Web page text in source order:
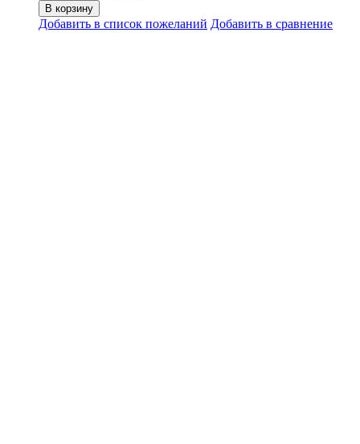
В корзину
Добавить в список пожеланий Добавить в сравнение